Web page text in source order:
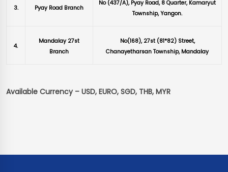
3. PyayRoad Branch
No (437/A), PyayRoad, 8 Quarter, Kamaryut
Township, Yangon.
4.
Mandalay 27st
Branch
No(168), 27st (81*82) Street,
Chanayetharsan Township, Mandalay
Available Currency – USD, EURO, SGD, THB, MYR